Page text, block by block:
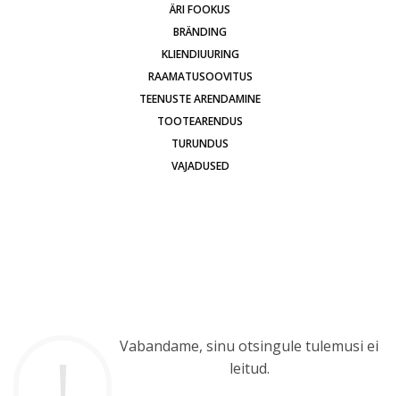
ÄRI FOOKUS
BRÄNDING
KLIENDIUURING
RAAMATUSOOVITUS
TEENUSTE ARENDAMINE
TOOTEARENDUS
TURUNDUS
VAJADUSED
Vabandame, sinu otsingule tulemusi ei
leitud.